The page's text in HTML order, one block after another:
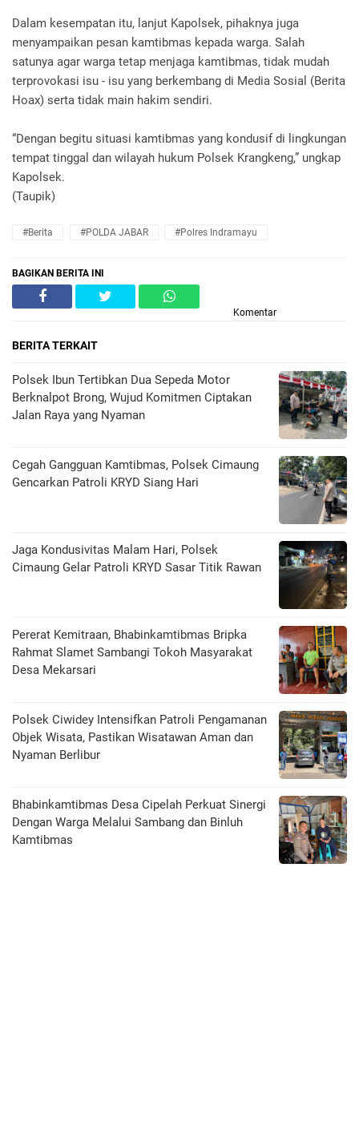
Dalam kesempatan itu, lanjut Kapolsek, pihaknya juga
menyampaikan pesan kamtibmas kepada warga. Salah
satunya agar warga tetap menjaga kamtibmas, tidak mudah
terprovokasi isu - isu yang berkembang di Media Sosial (Berita
Hoax) serta tidak main hakim sendiri.
“Dengan begitu situasi kamtibmas yang kondusif di lingkungan
tempat tinggal dan wilayah hukum Polsek Krangkeng,” ungkap
Kapolsek.
(Taupik)
#Berita #POLDA JABAR #Polres Indramayu
BAGIKAN BERITA INI
Komentar
BERITA TERKAIT
Polsek Ibun Tertibkan Dua Sepeda Motor
Berknalpot Brong, Wujud Komitmen Ciptakan
Jalan Raya yang Nyaman
Cegah Gangguan Kamtibmas, Polsek Cimaung
Gencarkan Patroli KRYD Siang Hari
Jaga Kondusivitas Malam Hari, Polsek
Cimaung Gelar Patroli KRYD Sasar Titik Rawan
Pererat Kemitraan, Bhabinkamtibmas Bripka
Rahmat Slamet Sambangi Tokoh Masyarakat
Desa Mekarsari
Polsek Ciwidey Intensifkan Patroli Pengamanan
Objek Wisata, Pastikan Wisatawan Aman dan
Nyaman Berlibur
Bhabinkamtibmas Desa Cipelah Perkuat Sinergi
Dengan Warga Melalui Sambang dan Binluh
Kamtibmas